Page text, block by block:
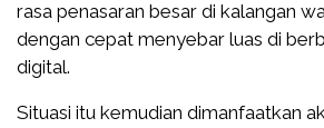
rasa penasaran besar di kalangan
dengan cepat menyebar luas di
digital.
Situasi itu kemudian dimanfaatkan